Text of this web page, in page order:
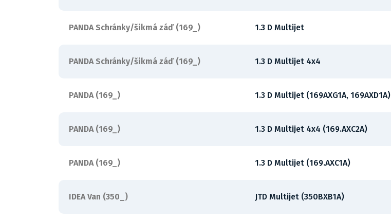
PANDA Schránky/šikmá záď (169_) 1.3 D Multijet
PANDA Schránky/šikmá záď (169_) 1.3 D Multijet 4x4
PANDA (169_) 1.3 D Multijet (169AXG1A, 169AXD1A)
PANDA (169_) 1.3 D Multijet 4x4 (169.AXC2A)
PANDA (169_) 1.3 D Multijet (169.AXC1A)
IDEA Van (350_) JTD Multijet (350BXB1A)